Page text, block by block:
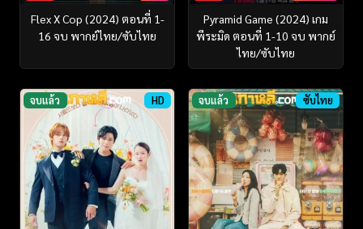
Flex X Cop (2024) ตอนที่ 1-
16 จบ พากย์ไทย/ซับไทย
Pyramid Game (2024) เกม
พีระมิด ตอนที่ 1-10 จบ พากย์
ไทย/ซับไทย
จบแล้ว HD จบแล้ว ซับไทย